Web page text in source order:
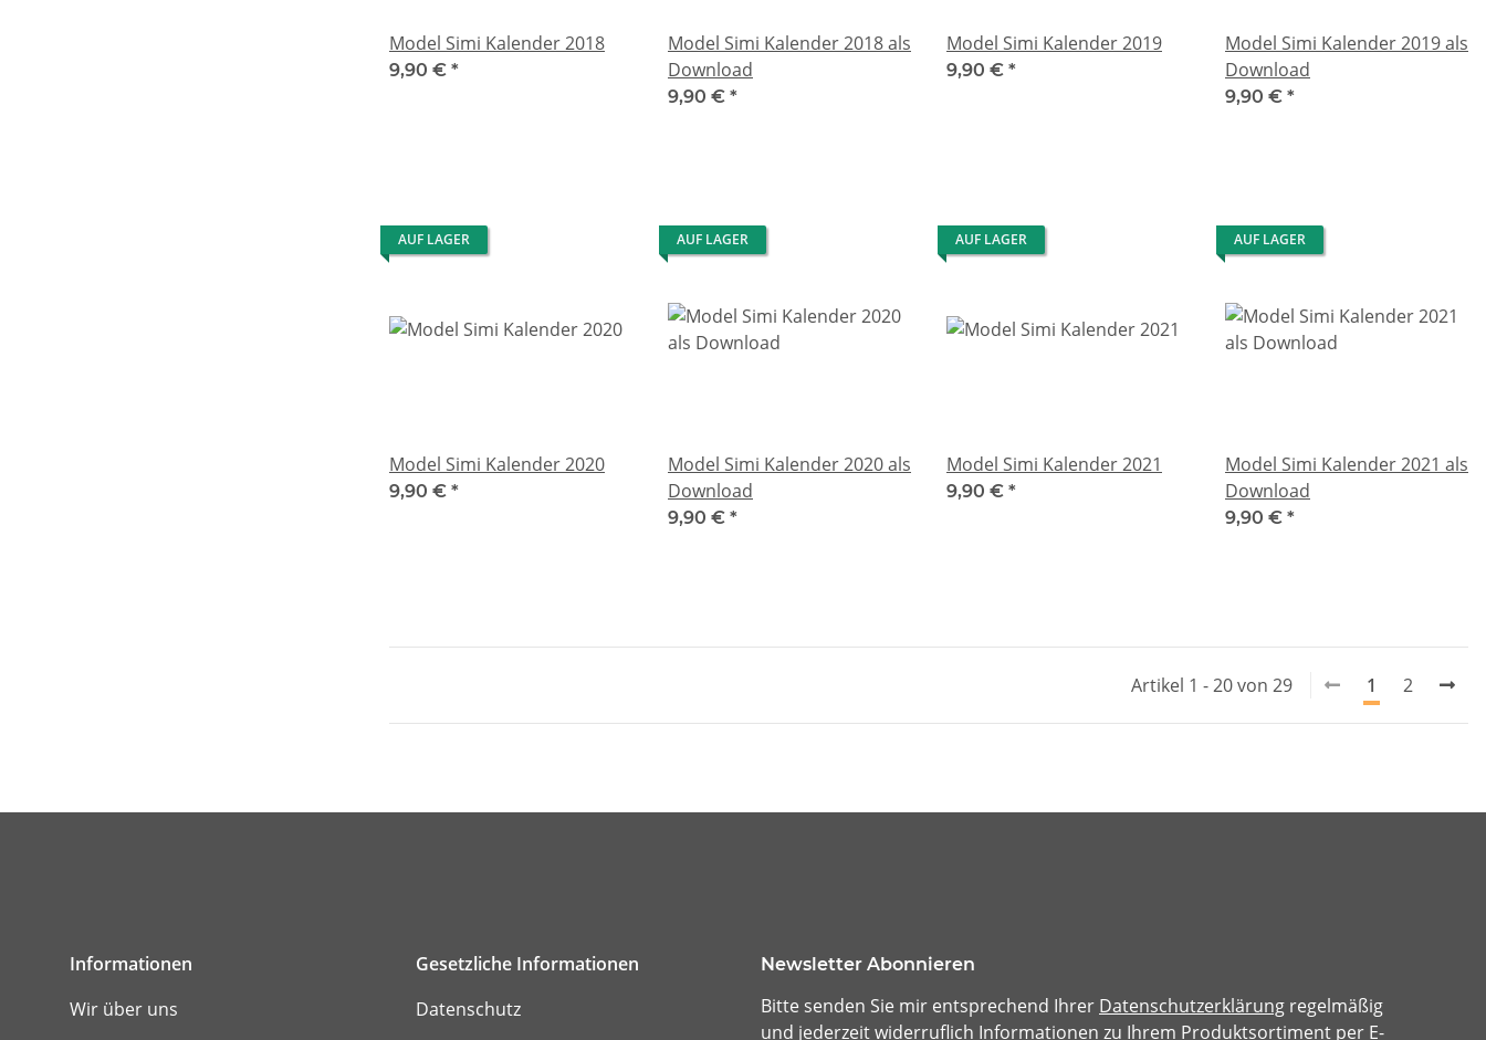
Model Simi Kalender 2018
9,90 € *
Model Simi Kalender 2018 als
Download
9,90 € *
Model Simi Kalender 2019
9,90 € *
Model Simi Kalender 2019 als
Download
9,90 € *
AUF LAGER
Model Simi Kalender 2020
9,90 € *
AUF LAGER
Model Simi Kalender 2020 als
Download
9,90 € *
AUF LAGER
Model Simi Kalender 2021
9,90 € *
AUF LAGER
Model Simi Kalender 2021 als
Download
9,90 € *
Artikel 1 - 20 von 29 1 2
Informationen
Wir über uns
Gesetzliche Informationen
Datenschutz
Newsletter Abonnieren
Bitte senden Sie mir entsprechend Ihrer Datenschutzerklärung regelmäßig
und jederzeit widerruflich Informationen zu Ihrem Produktsortiment per E-